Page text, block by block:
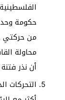
حكومة
من حركتي
محاولة
أن نذر
التحركات